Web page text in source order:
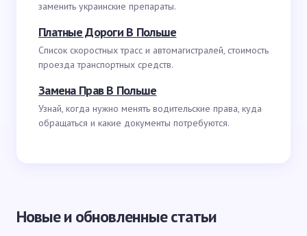
заменить украинские препараты.
Платные Дороги В Польше
Список скоростных трасс и автомагистралей, стоимость
проезда транспортных средств.
Замена Прав В Польше
Узнай, когда нужно менять водительские права, куда
обращаться и какие документы потребуются.
Новые и обновленные статьи